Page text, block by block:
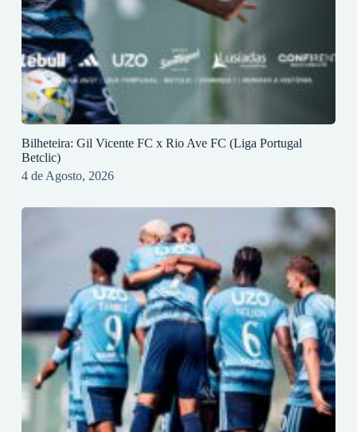
Bilheteira: Gil Vicente FC x Rio Ave FC (Liga Portugal
Betclic)
4 de Agosto, 2026